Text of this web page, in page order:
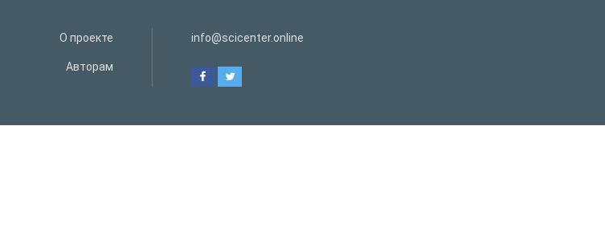
О проекте
Авторам
info@scicenter.online